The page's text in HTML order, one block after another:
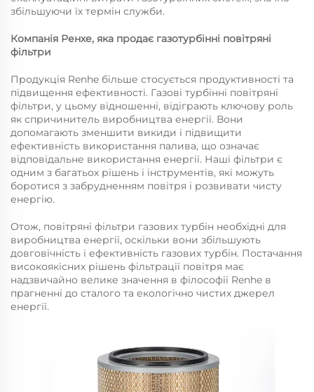
збільшуючи їх термін служби.
Компанія Ренхе, яка продає газотурбінні повітряні
фільтри
Продукція Renhe більше стосується продуктивності та
підвищення ефективності. Газові турбінні повітряні
фільтри, у цьому відношенні, відіграють ключову роль
як спричинитель виробництва енергії. Вони
допомагають зменшити викиди і підвищити
ефективність використання палива, що означає
відповідальне використання енергії. Наші фільтри є
одним з багатьох рішень і інструментів, які можуть
боротися з забрудненням повітря і розвивати чисту
енергію.
Отож, повітряні фільтри газових турбін необхідні для
виробництва енергії, оскільки вони збільшують
довговічність і ефективність газових турбін. Постачання
високоякісних рішень фільтрації повітря має
надзвичайно велике значення в філософії Renhe в
прагненні до сталого та екологічно чистих джерел
енергії.